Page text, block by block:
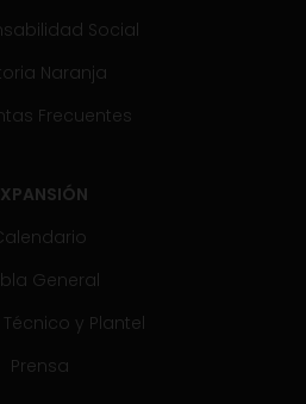
Social
Naranja
Frecuentes
General
y Plantel
Prensa